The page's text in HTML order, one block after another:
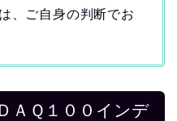
、ご自身の判断でお
ＡＱ１００インデ